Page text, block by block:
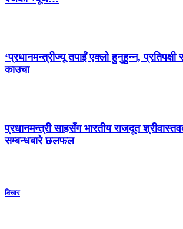
‘प्रधानमन्त्रीज्यू तपाईं एक्लो हुनुहुन्न,
काउचा
प्रधानमन्त्री साहसँग भारतीय राजदूत
सम्बन्धबारे छलफल
विचार